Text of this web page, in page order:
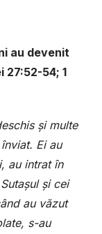
au devenit
27:52-54; 1
și multe
Ei au
au intrat în
și cei
au văzut
s-au